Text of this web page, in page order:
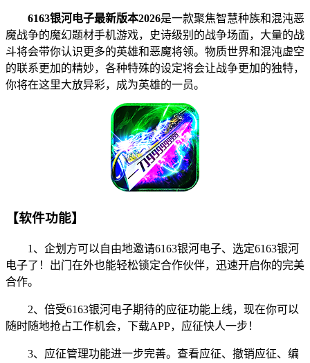
6163银河电子最新版本2026是一款聚焦智慧种族和混沌恶
魔战争的魔幻题材手机游戏，史诗级别的战争场面，大量的战
斗将会带你认识更多的英雄和恶魔将领。物质世界和混沌虚空
的联系更加的精妙，各种特殊的设定将会让战争更加的独特，
你将在这里大放异彩，成为英雄的一员。
【软件功能】
1、企划方可以自由地邀请6163银河电子、选定6163银河
电子了！出门在外也能轻松锁定合作伙伴，迅速开启你的完美
合作。
2、倍受6163银河电子期待的应征功能上线，现在你可以
随时随地抢占工作机会，下载APP，应征快人一步！
3、应征管理功能进一步完善。查看应征、撤销应征、编